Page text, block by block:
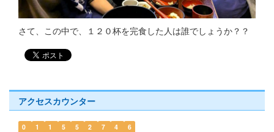
さて、この中で、１２０杯を完食した人は誰でしょうか？？
アクセスカウンター
0 1 1 5 5 2 7 4 6